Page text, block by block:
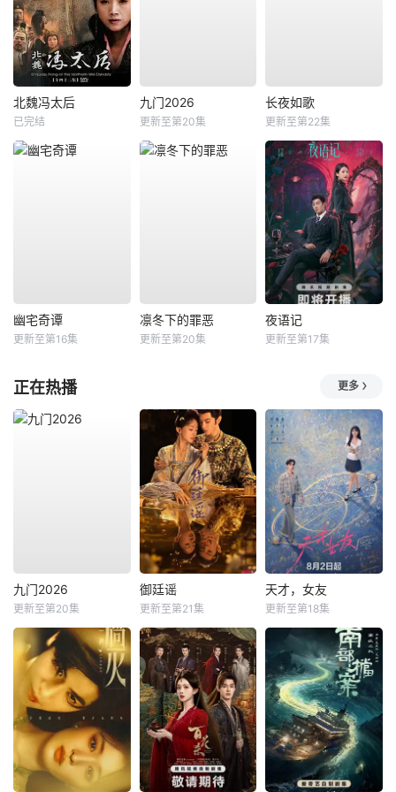
北魏冯太后
已完结
九门2026
更新至第20集
长夜如歌
更新至第22集
幽宅奇谭
更新至第16集
凛冬下的罪恶
更新至第20集
夜语记
更新至第17集
正在热播 更多
九门2026
更新至第20集
御廷谣
更新至第21集
天才，女友
更新至第18集